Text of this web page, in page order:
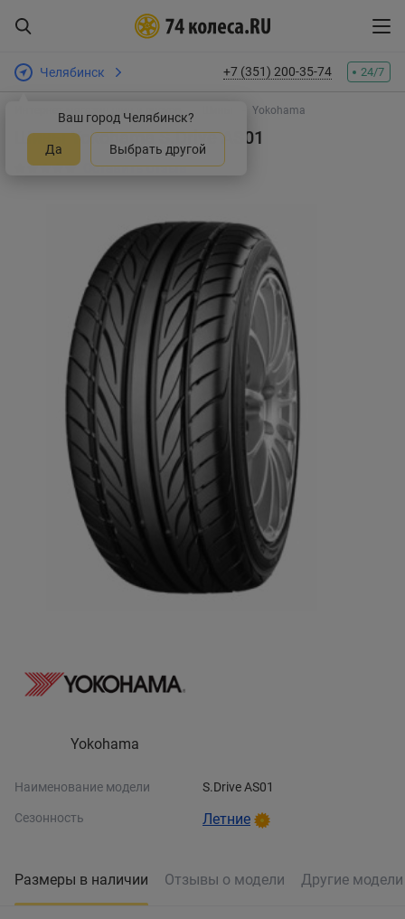
Челябинск
Ваш город Челябинск?
Да Выбрать другой
+7 (351) 200-35-74 24/7
Интернет-магазин шин и дисков Yokohama
Шины Yokohama S.Drive AS01
Оставить отзыв
Yokohama
Наименование модели S.Drive AS01
Сезонность Летние
Размеры в наличии Отзывы о модели Другие